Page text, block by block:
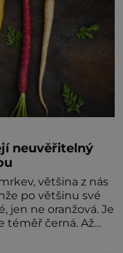
neuvěřitelný
většina z nás
po většinu své
jen ne oranžová. Je
téměř černá. Až